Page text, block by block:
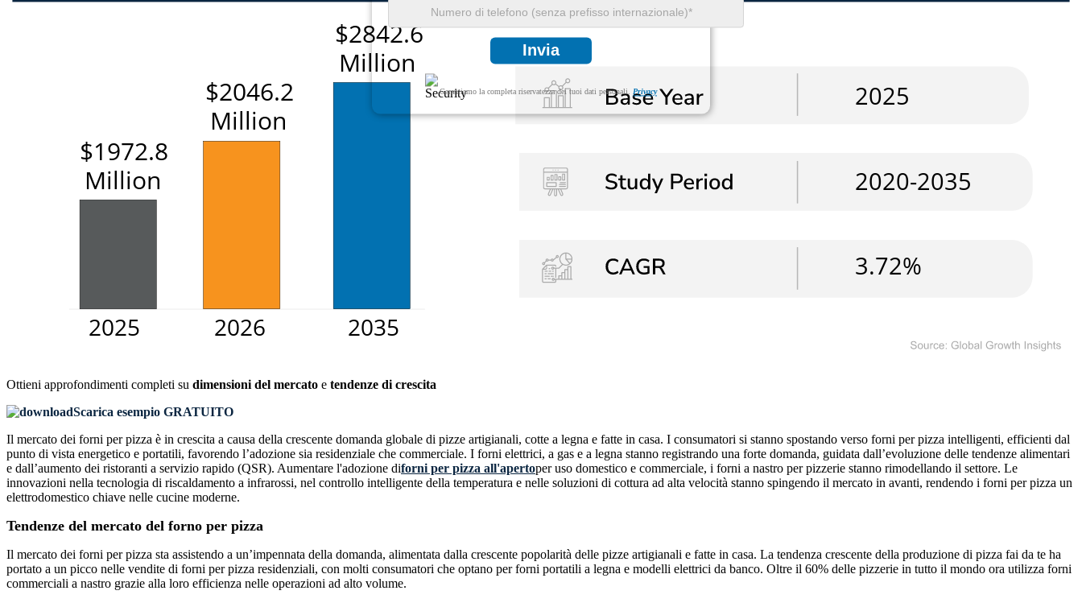
Invia
Garantiamo la completa riservatezza dei tuoi dati personali. Privacy
Ottieni approfondimenti completi su dimensioni del mercato e tendenze di crescita
Scarica esempio GRATUITO
Il mercato dei forni per pizza è in crescita a causa della crescente domanda globale di pizze artigianali, cotte a legna e fatte in casa. I consumatori si stanno spostando verso forni per pizza intelligenti, efficienti dal
punto di vista energetico e portatili, favorendo l’adozione sia residenziale che commerciale. I forni elettrici, a gas e a legna stanno registrando una forte domanda, guidata dall’evoluzione delle tendenze alimentari
e dall’aumento dei ristoranti a servizio rapido (QSR). Aumentare l'adozione diforni per pizza all'apertoper uso domestico e commerciale, i forni a nastro per pizzerie stanno rimodellando il settore. Le
innovazioni nella tecnologia di riscaldamento a infrarossi, nel controllo intelligente della temperatura e nelle soluzioni di cottura ad alta velocità stanno spingendo il mercato in avanti, rendendo i forni per pizza un
elettrodomestico chiave nelle cucine moderne.
Tendenze del mercato del forno per pizza
Il mercato dei forni per pizza sta assistendo a un’impennata della domanda, alimentata dalla crescente popolarità delle pizze artigianali e fatte in casa. La tendenza crescente della produzione di pizza fai da te ha
portato a un picco nelle vendite di forni per pizza residenziali, con molti consumatori che optano per forni portatili a legna e modelli elettrici da banco. Oltre il 60% delle pizzerie in tutto il mondo ora utilizza forni
commerciali a nastro grazie alla loro efficienza nelle operazioni ad alto volume.